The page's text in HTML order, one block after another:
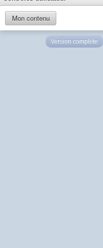
Mon contenu
Version complète